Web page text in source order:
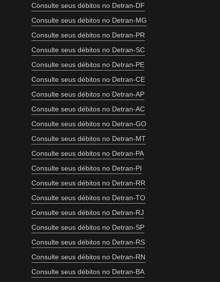
Consulte seus débitos no Detran-DF
Consulte seus débitos no Detran-MG
Consulte seus débitos no Detran-PR
Consulte seus débitos no Detran-SC
Consulte seus débitos no Detran-PE
Consulte seus débitos no Detran-CE
Consulte seus débitos no Detran-AP
Consulte seus débitos no Detran-AC
Consulte seus débitos no Detran-GO
Consulte seus débitos no Detran-MT
Consulte seus débitos no Detran-PA
Consulte seus débitos no Detran-PI
Consulte seus débitos no Detran-RR
Consulte seus débitos no Detran-TO
Consulte seus débitos no Detran-RJ
Consulte seus débitos no Detran-SP
Consulte seus débitos no Detran-RS
Consulte seus débitos no Detran-RN
Consulte seus débitos no Detran-BA